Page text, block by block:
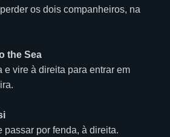
os dois companheiros, na
the Sea
e vire à direita para entrar em
passar por fenda, à direita.